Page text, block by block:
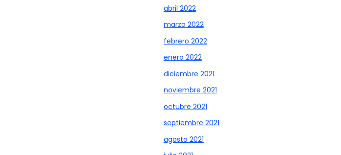
abril 2022
marzo 2022
febrero 2022
enero 2022
diciembre 2021
noviembre 2021
octubre 2021
septiembre 2021
agosto 2021